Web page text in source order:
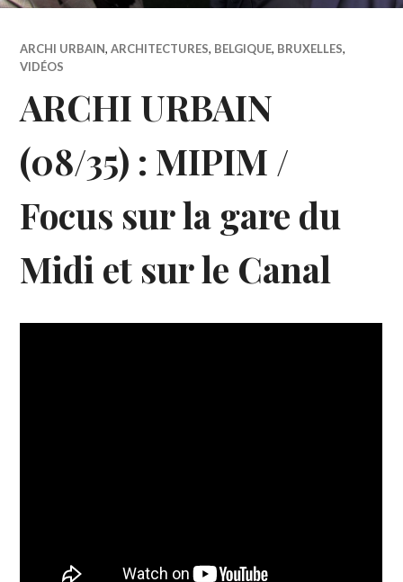
ARCHI URBAIN,ARCHITECTURES, BELGIQUE, BRUXELLES,
VIDÉOS
ARCHI URBAIN
(08/35) : MIPIM /
Focus sur la gare du
Midi et sur le Canal